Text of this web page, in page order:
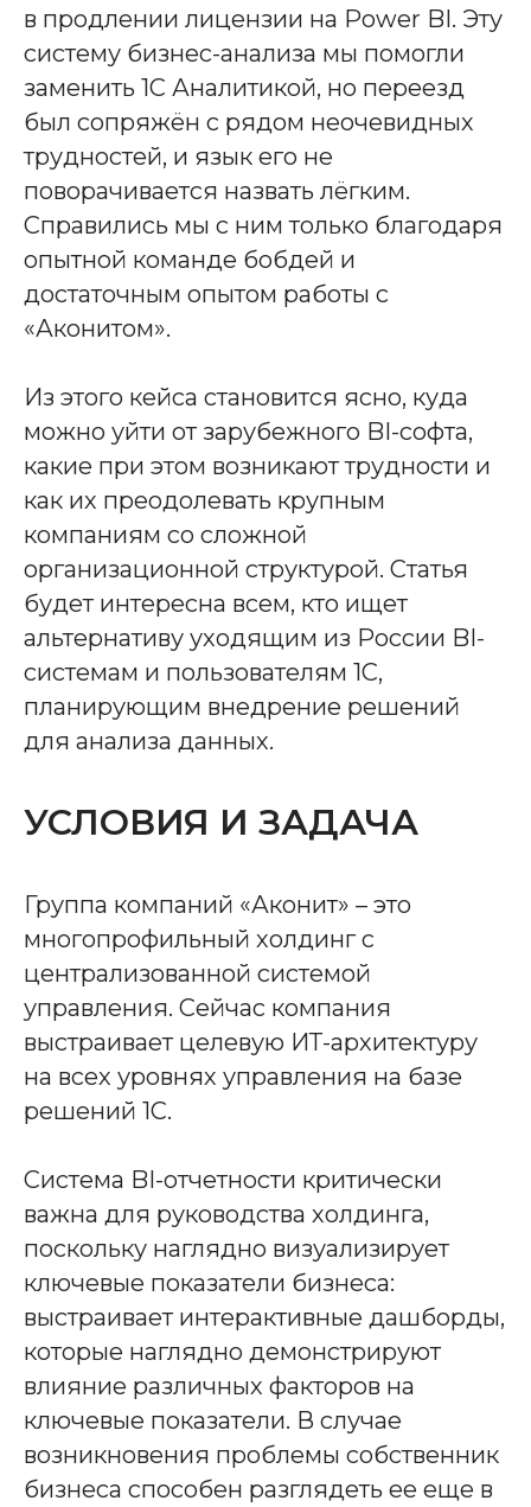
в продлении лицензии на Power BI. Эту
систему бизнес-анализа мы помогли
заменить 1С Аналитикой, но переезд
был сопряжён с рядом неочевидных
трудностей, и язык его не
поворачивается назвать лёгким.
Справились мы с ним только благодаря
опытной команде бобдей и
достаточным опытом работы с
«Аконитом».
Из этого кейса становится ясно, куда
можно уйти от зарубежного BI-софта,
какие при этом возникают трудности и
как их преодолевать крупным
компаниям со сложной
организационной структурой. Статья
будет интересна всем, кто ищет
альтернативу уходящим из России BI-
системам и пользователям 1С,
планирующим внедрение решений
для анализа данных.
УСЛОВИЯ И ЗАДАЧА
Группа компаний «Аконит» – это
многопрофильный холдинг с
централизованной системой
управления. Сейчас компания
выстраивает целевую ИТ-архитектуру
на всех уровнях управления на базе
решений 1С.
Система BI-отчетности критически
важна для руководства холдинга,
поскольку наглядно визуализирует
ключевые показатели бизнеса:
выстраивает интерактивные дашборды,
которые наглядно демонстрируют
влияние различных факторов на
ключевые показатели. В случае
возникновения проблемы собственник
бизнеса способен разглядеть ее еще в